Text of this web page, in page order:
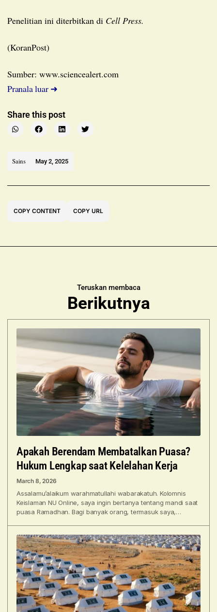
Penelitian ini diterbitkan di Cell Press.
(KoranPost)
Sumber: www.sciencealert.com
Pranala luar ➜
Share this post
Sains May 2, 2025
COPY CONTENT COPY URL
Teruskan membaca
Berikutnya
Apakah Berendam Membatalkan Puasa?
Hukum Lengkap saat Kelelahan Kerja
March 8, 2026
Assalamu’alaikum warahmatullahi wabarakatuh. Kolomnis
Keislaman NU Online, saya ingin bertanya tentang mandi saat
puasa Ramadhan. Bagi banyak orang, termasuk saya,